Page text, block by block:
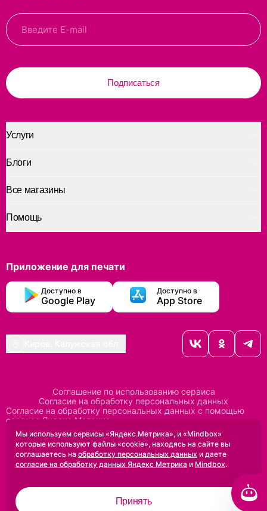
Подписаться
Услуги
Помощь
Блоги
Все магазины
Приложение для печати
Доступно в
Google Play
Доступно в
App Store
2005-2026 ©
Дизайн сделан вUprock
Проектирование и SEO:
Baklenev SEO
Соглашение по использованию сервиса
Согласие на обработку персональных данных
Согласие на обработку персональных данных с помощью
сервиса Яндекс Метрика
Согласие на обработку персональных данных с помощью
сервиса Mindbox
Положение по обработке персональных данных
Политика конфиденциальностиДоговор оферты
Мы используем сервисы «Яндекс.Метрика», и «Mindbox»
которые используют файлы «cookie», находясь на сайте вы
соглашаетесь на обработку персональных данных и даете
согласие на обработку данных Яндекс Метрика и Mindbox.
Принять